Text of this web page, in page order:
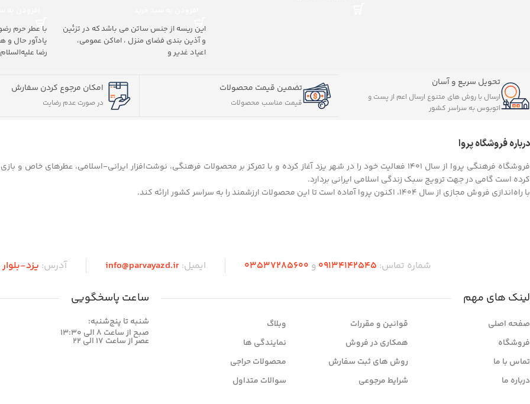
این ریسه از جنس ساتن می باشد که در تزئین
و آذین بندی فضای منزل ، اماکن عمومی،
اعیاد غدیر و
با عطر حرم
یادآور حال
رضا علیه‌السلام
تحویل سریع و آسان
ارسال با روش های متنوع ارسال اعم از پست و
اتوبوس به سراسر کشور
تضمین قیمت محصولات
قیمت مناسب محصولات
امکان مرجوع کردن سفارش
در صورت عدم رضایت
درباره فروشگاه پروا
فروشگاه فرهنگی پروا از سال ۱۴۰۱ فعالیت خود را در شهر یزد آغاز کرده و با تمرکز بر محصولات فرهنگی، نوشت‌افزار ایرانی-اسلامی، عطرهای خاص
کرده است گامی در جهت ترویج سبک زندگی اسلامی ایرانی بردارد.
با راه‌اندازی فروش مجازی از سال ۱۴۰۴، اکنون پروا آماده است تا این محصولات ارزشمند را به سراسر کشور ارائه کند.
شماره تماس: 09134142545 و 03537285600 ایمیل: info@parvayazd.ir آدرس: یزد-
لینک های مهم
صفحه اصلی
فروشگاه
تماس با ما
درباره ما
قوانین و مقررات
همکاری در فروش
روش های ثبت سفارش
شرایط مرجوعی
وبلاگ
نمایندگی ها
محصولات حراجی
سوالات متداول
ساعت پاسخگویی
شنبه تا پنج‌شنبه:
صبح از ساعت 8 الی 13:30
عصر از ساعت 17 الی 22